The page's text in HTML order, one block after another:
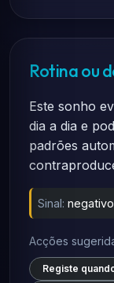
Rotina ou
Este sonho
dia a dia e
padrões
Sinal: negativo
Acções
Registe